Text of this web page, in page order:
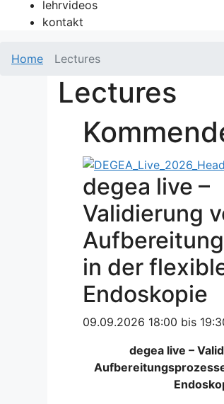
lehrvideos
kontakt
Home Lectures
Lectures
degea live –
Validierung
in der
Endoskopie
09.09.2026 18:00 bis
degea live –